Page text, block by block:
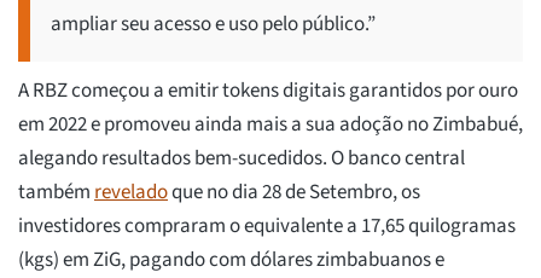
ampliar seu acesso e uso pelo público.”
A RBZ começou a emitir tokens digitais garantidos por ouro
em 2022 e promoveu ainda mais a sua adoção no Zimbabué,
alegando resultados bem-sucedidos. O banco central
tambémreveladoque no dia 28 de Setembro, os
investidores compraram o equivalente a 17,65 quilogramas
(kgs) em ZiG, pagando com dólares zimbabuanos e